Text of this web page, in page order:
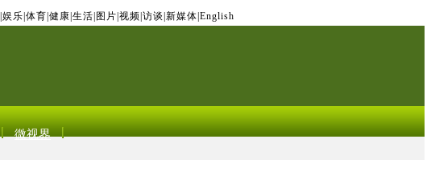
娱乐 体育 健康 生活 图片 视频 访谈 新媒体 English
微视界